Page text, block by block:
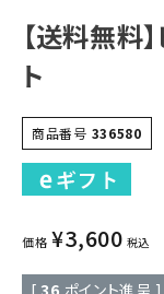
【送料無料
ト
商品番号 336580
価格 ¥3,600 税込
[ 36 ポイント進呈 ]